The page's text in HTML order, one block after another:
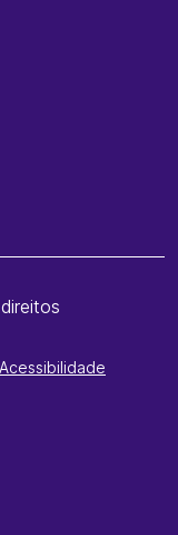
Acessibilidade